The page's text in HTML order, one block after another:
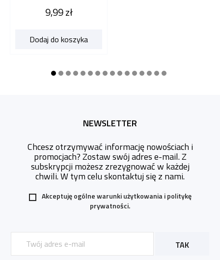
Cena
9,99 zł
Dodaj do koszyka
NEWSLETTER
Chcesz otrzymywać informację nowościach i
promocjach? Zostaw swój adres e-mail. Z
subskrypcji możesz zrezygnować w każdej
chwili. W tym celu skontaktuj się z nami.
Akceptuję ogólne warunki użytkowania ipolitykę
prywatności.